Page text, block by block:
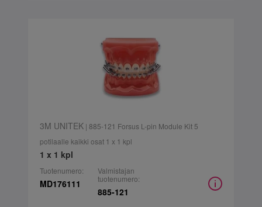
3M UNITEK| 885-121 Forsus L-pin Module Kit 5
potilaalle kaikki osat 1 x 1 kpl
1 x 1 kpl
Tuotenumero:
MD176111
Valmistajan
tuotenumero:
885-121